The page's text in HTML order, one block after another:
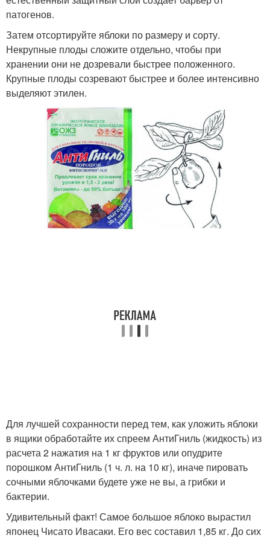
патогенов.
Затем отсортируйте яблоки по размеру и сорту.
Некрупные плоды сложите отдельно, чтобы при
хранении они не дозревали быстрее положенного.
Крупные плоды созревают быстрее и более интенсивно
выделяют этилен.
Для лучшей сохранности перед тем, как уложить яблоки
в ящики обработайте их спреем АнтиГниль (жидкость) из
расчета 2 нажатия на 1 кг фруктов или опудрите
порошком АнтиГниль (1 ч. л. на 10 кг), иначе пировать
сочными яблочками будете уже не вы, а грибки и
бактерии.
Удивительный факт! Самое большое яблоко вырастил
японец Чисато Ивасаки. Его вес составил 1,85 кг. До сих